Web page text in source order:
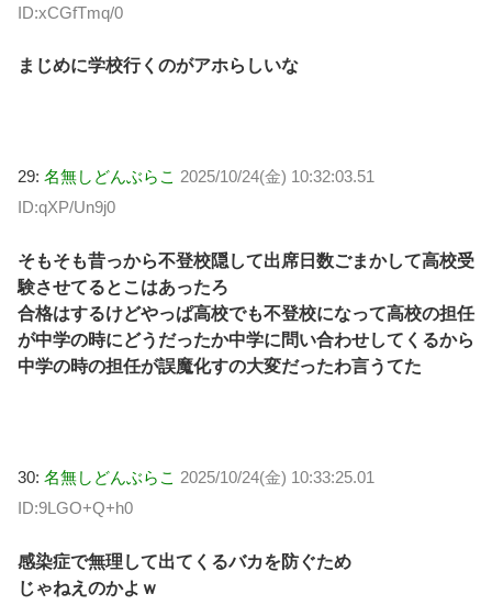
ID:xCGfTmq/0
まじめに学校行くのがアホらしいな
29: 名無しどんぶらこ 2025/10/24(金) 10:32:03.51
ID:qXP/Un9j0
そもそも昔っから不登校隠して出席日数ごまかして高校受
験させてるとこはあったろ
合格はするけどやっぱ高校でも不登校になって高校の担任
が中学の時にどうだったか中学に問い合わせしてくるから
中学の時の担任が誤魔化すの大変だったわ言うてた
30: 名無しどんぶらこ 2025/10/24(金) 10:33:25.01
ID:9LGO+Q+h0
感染症で無理して出てくるバカを防ぐため
じゃねえのかよｗ